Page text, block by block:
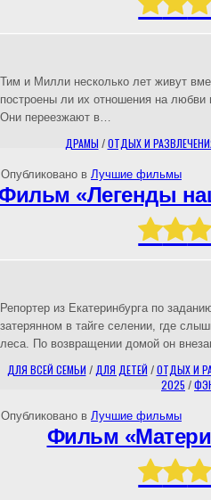
Тим и Милли несколько лет живут
построены ли их отношения на любви
Они переезжают в…
ДРАМЫ /ОТДЫХ И
Опубликовано в Лучшие фильмы
«Легенды
Репортер из Екатеринбурга по
затерянном в тайге селении, где
леса. По возвращении домой он
ДЛЯ ВСЕЙ СЕМЬИ / ДЛЯ ДЕТЕЙ /ОТДЫХ И
2025 /
Опубликовано в Лучшие фильмы
Фильм